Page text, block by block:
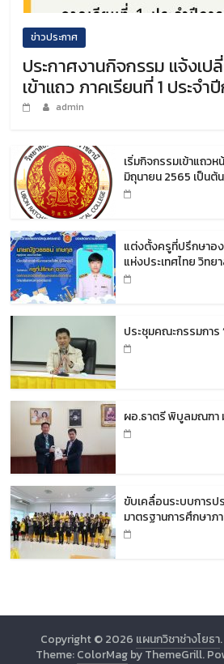
ข่าวประกาศ
ประกาศงานกิจกรรม แจ้งเ
เข้าแถว ภาคเรียนที่ 1 ประจ
admin
เริ่มกิจกรรมเข้าแถว
มิถุนายน 2565 เป็นต้
แต่งตั้งครูที่ปรึกษาอ
แห่งประเทศไทย วิท
ประชุมคณะกรรมการ
ผอ.ธาตรี พิบูลมณฑา
ขับเคลื่อนระบบการ
มาตรฐานการศึกษาภ
Copyright © 2026 แผนกวิชาช่างโยธา
Theme:ColorMagby ThemeGrill.